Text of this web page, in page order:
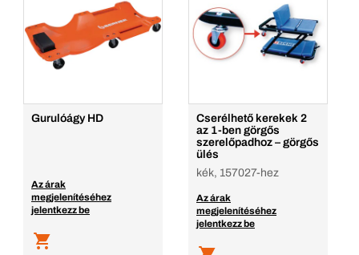
Mennyiség
Kosárba teszem
Gurulóágy HD
Az árak
megjelenítéséhez
jelentkezz be
Cserélhető kerekek 2
az 1-ben görgős
szerelőpadhoz – görgős
ülés
kék, 157027-hez
Az árak
megjelenítéséhez
jelentkezz be